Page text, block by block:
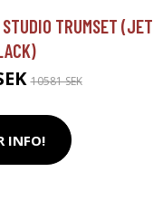
TRUMSET (JET
10581 SEK
INFO!